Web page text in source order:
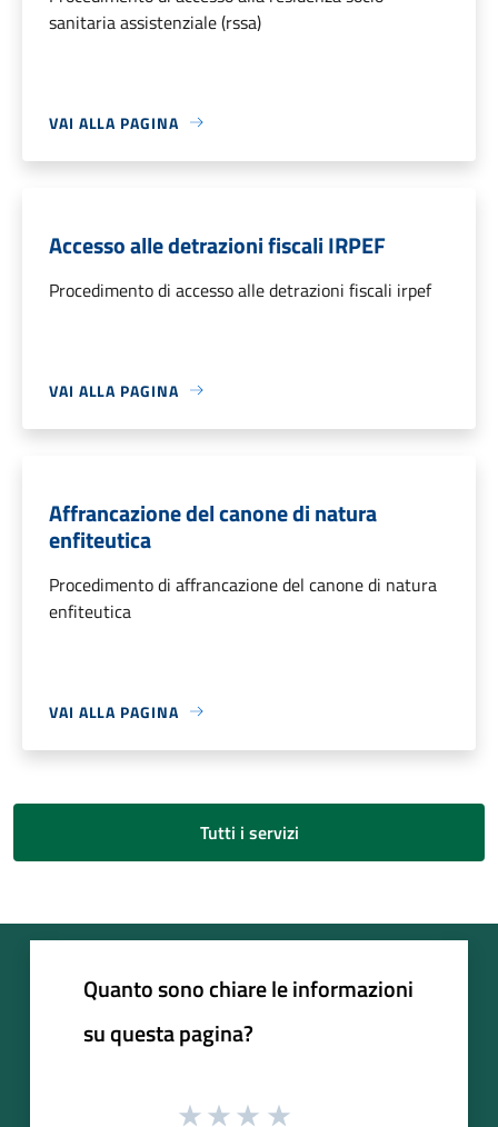
sanitaria assistenziale (rssa)
VAI ALLA PAGINA
Accesso alle detrazioni fiscali IRPEF
Procedimento di accesso alle detrazioni fiscali irpef
VAI ALLA PAGINA
Affrancazione del canone di natura
enfiteutica
Procedimento di affrancazione del canone di natura
enfiteutica
VAI ALLA PAGINA
Tutti i servizi
Quanto sono chiare le informazioni
su questa pagina?